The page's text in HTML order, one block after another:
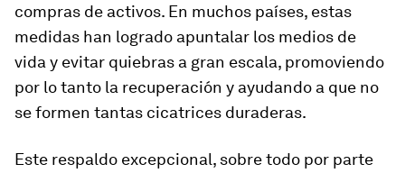
compras de activos. En muchos países, estas
medidas han logrado apuntalar los medios de
vida y evitar quiebras a gran escala, promoviendo
por lo tanto la recuperación y ayudando a que no
se formen tantas cicatrices duraderas.
Este respaldo excepcional, sobre todo por parte